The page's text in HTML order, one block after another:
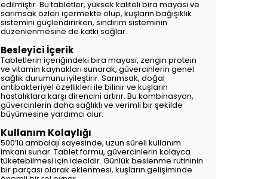
edilmiştir. Bu tabletler, yüksek kaliteli bira mayası ve
sarımsak özleri içermekte olup, kuşların bağışıklık
sistemini güçlendirirken, sindirim sisteminin
düzenlenmesine de katkı sağlar.
Besleyici İçerik
Tabletlerin içeriğindeki bira mayası, zengin protein
ve vitamin kaynakları sunarak, güvercinlerin genel
sağlık durumunu iyileştirir. Sarımsak, doğal
antibakteriyel özellikleri ile bilinir ve kuşların
hastalıklara karşı direncini artırır. Bu kombinasyon,
güvercinlerin daha sağlıklı ve verimli bir şekilde
büyümesine yardımcı olur.
Kullanım Kolaylığı
500’lü ambalajı sayesinde, uzun süreli kullanım
imkanı sunar. Tablet formu, güvercinlerin kolayca
tüketebilmesi için idealdir. Günlük beslenme rutininin
bir parçası olarak eklenmesi, kuşların gelişiminde